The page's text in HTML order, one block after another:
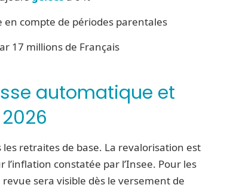
compte de périodes parentales
17 millions de Français
automatique et
retraites de base. La revalorisation est
l’inflation constatée par l’Insee. Pour les
sera visible dès le versement de